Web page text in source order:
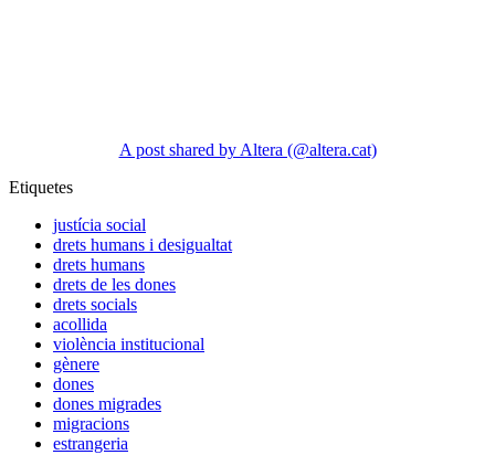
A post shared by Altera (@altera.cat)
Etiquetes
justícia social
drets humans i desigualtat
drets humans
drets de les dones
drets socials
acollida
violència institucional
gènere
dones
dones migrades
migracions
estrangeria